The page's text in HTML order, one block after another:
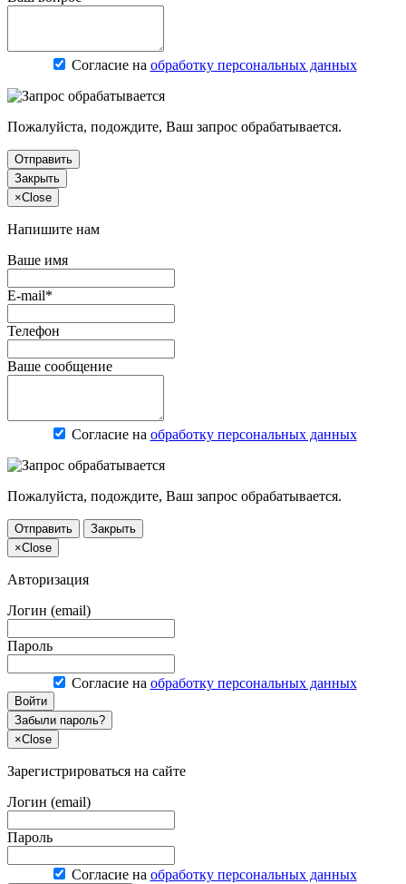
Согласие на обработку персональных данных
Пожалуйста, подождите, Ваш запрос обрабатывается.
Отправить
Закрыть
×Close
Напишите нам
Ваше имя
E-mail*
Телефон
Ваше сообщение
Согласие на обработку персональных данных
Пожалуйста, подождите, Ваш запрос обрабатывается.
Отправить
Закрыть
×Close
Авторизация
Логин (email)
Пароль
Согласие на обработку персональных данных
Войти
Забыли пароль?
×Close
Зарегистрироваться на сайте
Логин (email)
Пароль
Согласие на обработку персональных данных